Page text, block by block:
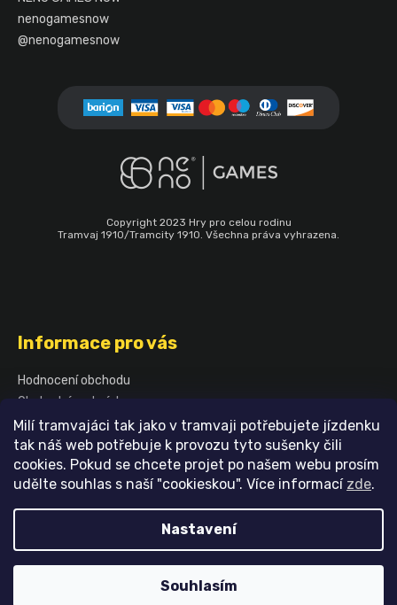
Milí tramvajáci tak jako v tramvaji potřebujete jízdenku
tak náš web potřebuje k provozu tyto sušenky čili
cookies. Pokud se chcete projet po našem webu prosím
udělte souhlas s naší "cookieskou". Více informací zde.
Nastavení
Souhlasím
nenogamesnow
@nenogamesnow
Copyright 2023 Hry pro celou rodinu
Tramvaj 1910/Tramcity 1910. Všechna práva vyhrazena.
Informace pro vás
Hodnocení obchodu
Obchodní podmínky
Podmínky ochrany osobních údajů
Blog
Kontakty
Vytvořil Shoptet